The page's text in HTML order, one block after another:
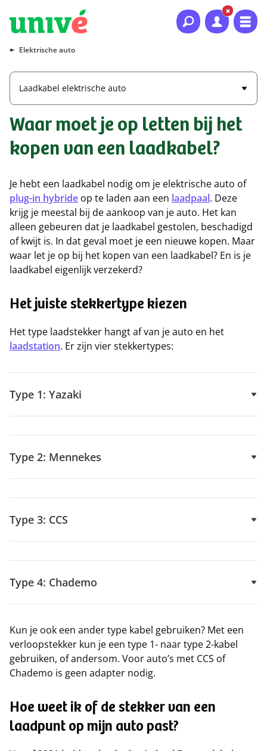
Naar hoofdinhoud
Naar hoofdnavigatie
Naar footer
Elektrische auto
Laadkabel elektrische auto
Waar moet je op letten bij het
kopen van een laadkabel?
Je hebt een laadkabel nodig om je elektrische auto of
plug-in hybride op te laden aan een laadpaal. Deze
krijg je meestal bij de aankoop van je auto. Het kan
alleen gebeuren dat je laadkabel gestolen, beschadigd
of kwijt is. In dat geval moet je een nieuwe kopen. Maar
waar let je op bij het kopen van een laadkabel? En is je
laadkabel eigenlijk verzekerd?
Het juiste stekkertype kiezen
Het type laadstekker hangt af van je auto en het
laadstation. Er zijn vier stekkertypes:
Type 1: Yazaki
Type 2: Mennekes
Type 3: CCS
Type 4: Chademo
Kun je ook een ander type kabel gebruiken? Met een
verloopstekker kun je een type 1- naar type 2-kabel
gebruiken, of andersom. Voor auto’s met CCS of
Chademo is geen adapter nodig.
Hoe weet ik of de stekker van een
laadpunt op mijn auto past?